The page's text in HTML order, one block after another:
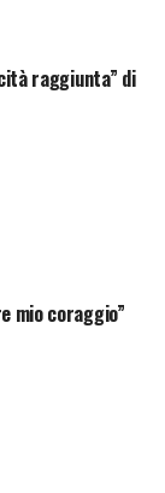
raggiunta” di
mio coraggio”